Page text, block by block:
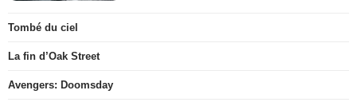
Tombé du ciel
La fin d’Oak Street
Avengers: Doomsday